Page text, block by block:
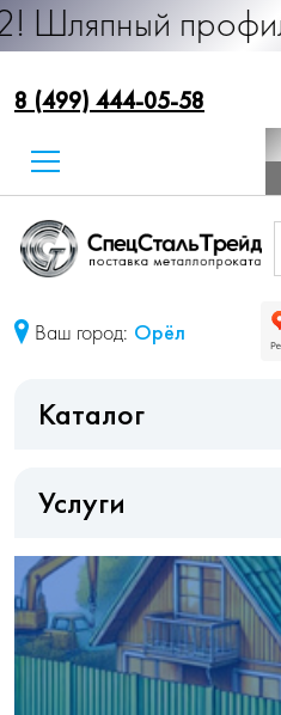
профиль от
8 (499) 444-05-58
Ваш город: Орёл
Каталог
Услуги